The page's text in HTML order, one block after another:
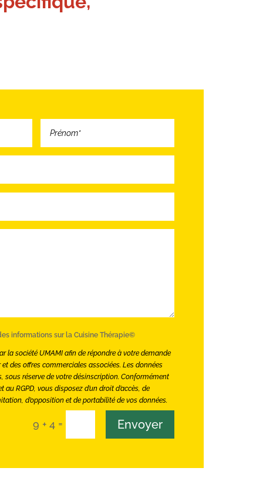
informations sur la Cuisine Thérapie©
la société UMAMI afin de répondre à votre demande
des offres commerciales associées. Les données
sous réserve de votre désinscription. Conformément
RGPD, vous disposez d’un droit d’accès, de
d’opposition et de portabilité de vos données.
9 + 4 = Envoyer